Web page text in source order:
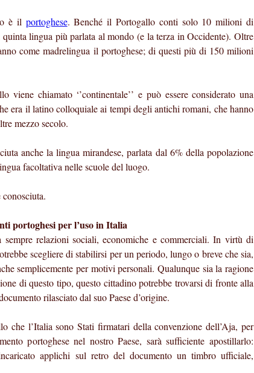
è il portoghese. Benché il Portogallo conti solo 10 milioni di
lingua più parlata al mondo (e la terza in Occidente). Oltre
come madrelingua il portoghese; di questi più di 150 milioni
viene chiamato ‘’continentale’’ e può essere considerato una
era il latino colloquiale ai tempi degli antichi romani, che hanno
mezzo secolo.
anche la lingua mirandese, parlata dal 6% della popolazione
facoltativa nelle scuole del luogo.
portoghesi per l’uso in Italia
relazioni sociali, economiche e commerciali. In virtù di
scegliere di stabilirsi per un periodo, lungo o breve che sia,
semplicemente per motivi personali. Qualunque sia la ragione
di questo tipo, questo cittadino potrebbe trovarsi di fronte alla
rilasciato dal suo Paese d’origine.
che l’Italia sono Stati firmatari della convenzione dell’Aja, per
portoghese nel nostro Paese, sarà sufficiente apostillarlo:
applichi sul retro del documento un timbro ufficiale,